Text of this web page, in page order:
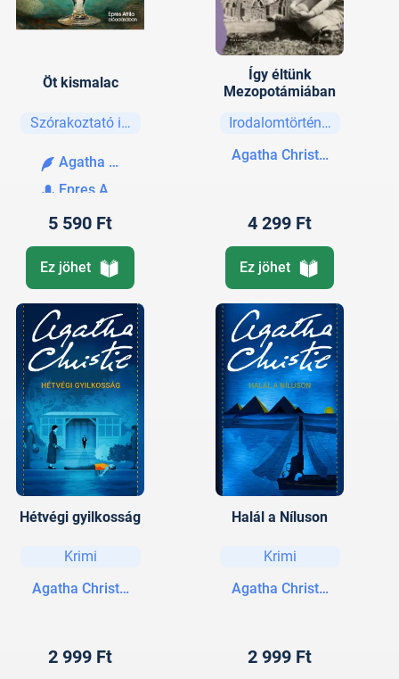
Öt kismalac
Szórakoztató irodalom
Agatha Christie
Epres Attila
5 590 Ft
Ez jöhet
Így éltünk
Mezopotámiában
Irodalomtörténet
Agatha Christie
4 299 Ft
Ez jöhet
Hétvégi gyilkosság
Krimi
Agatha Christie
2 999 Ft
Halál a Níluson
Krimi
Agatha Christie
2 999 Ft